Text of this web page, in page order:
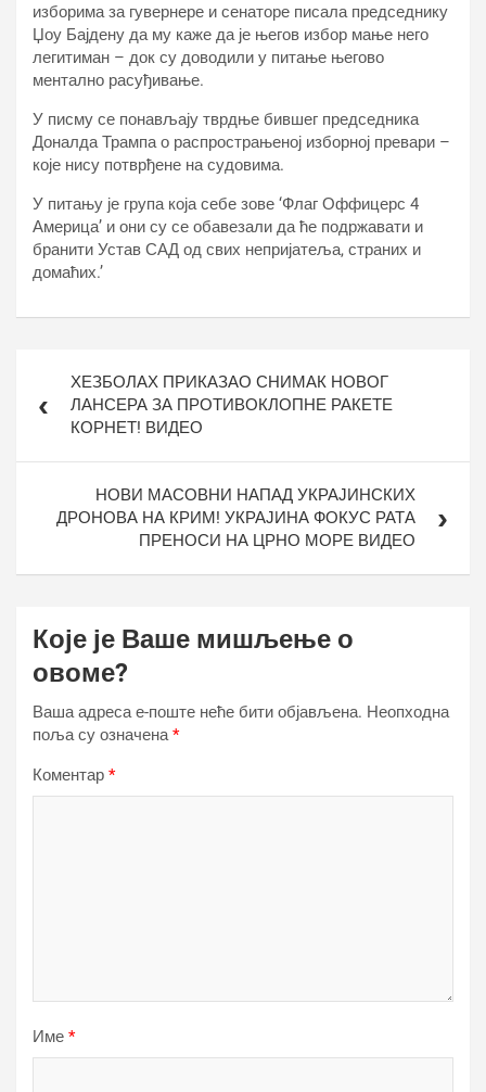
изборима за гувернере и сенаторе писала председнику
Џоу Бајдену да му каже да је његов избор мање него
легитиман – док су доводили у питање његово
ментално расуђивање.
У писму се понављају тврдње бившег председника
Доналда Трампа о распрострањеној изборној превари –
које нису потврђене на судовима.
У питању је група која себе зове ‘Флаг Оффицерс 4
Америца’ и они су се обавезали да ће подржавати и
бранити Устав САД од свих непријатеља, страних и
домаћих.’
чланкаХЕЗБОЛАХ ПРИКАЗАО СНИМАК НОВОГ
ЛАНСЕРА ЗА ПРОТИВОКЛОПНЕ РАКЕТЕ
КОРНЕТ! ВИДЕО
НОВИ МАСОВНИ НАПАД УКРАЈИНСКИХ
ДРОНОВА НА КРИМ! УКРАЈИНА ФОКУС РАТА
ПРЕНОСИ НА ЦРНО МОРЕ ВИДЕО
Које је Ваше мишљење о
овоме?
Ваша адреса е-поште неће бити објављена. Неопходна
поља су означена*
Коментар *
Име *